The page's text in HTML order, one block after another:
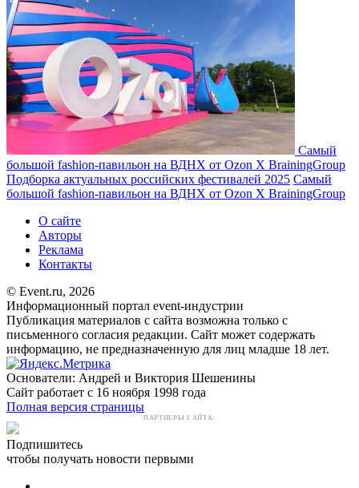
Самый
большой fashion-павильон на ВДНХ от Ozon X BrainingGroup
Подборка актуальных российских фестивалей 2025 Самый
большой fashion-павильон на ВДНХ от Ozon X BrainingGroup
О сайте
Авторы
Реклама
Контакты
© Event.ru, 2026
Информационный портал event-индустрии
Публикация материалов с сайта возможна только с
письменного согласия редакции. Сайт может содержать
информацию, не предназначенную для лиц младше 18 лет.
Основатели: Андрей и Виктория Шешенины
Сайт работает с 16 ноября 1998 года
Полная версия страницы
ПАРТНЕРЫ САЙТА:
Подпишитесь
чтобы получать новости первыми